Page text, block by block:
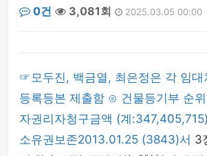
0건
3,081회 2025.03.05 00:00
☞모두진, 백금열, 최은정은 각 임대
등록등본 제출함 ⊙ 건물등기부 순
자권리자청구금액 (계
소유권보존2013.01.25 (3843)서 3